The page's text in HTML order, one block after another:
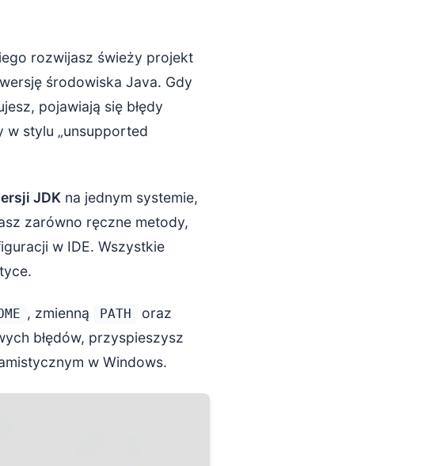
rozwijasz świeży projekt
środowiska Java. Gdy
pojawiają się błędy
w stylu „unsupported
JDK na jednym systemie,
zarówno ręczne metody,
w IDE. Wszystkie
, zmienną PATH
oraz
błędów, przyspieszysz
w Windows.